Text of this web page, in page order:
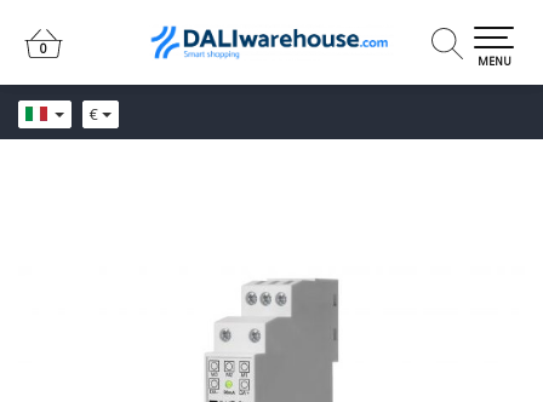
€
0
0
MENU